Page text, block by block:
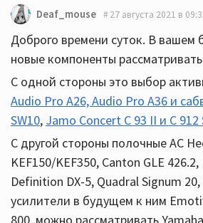
Deaf_mouse 27 августа 2021 в
Доброго времени суток. В
новые компоненты
С одной стороны это выбор
Audio Pro A26, Audio Pro A36 и
SW10, Jamo Concert С 93 II и С 912
С другой стороны полочные АС
KEF150/KEF350, Canton GLE
Definition DX-5, Quadral Signum
усилители в будущем к ним